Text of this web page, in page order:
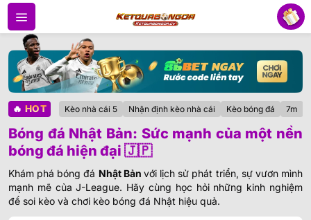
Bỏ
qua
dung
🔥 HOT Kèo nhà cái 5 Nhận định kèo nhà cái Kèo bóng đá 7m
Bóng đá Nhật Bản: Sức mạnh của một nền
bóng đá hiện đại 🇯🇵
Khám phá bóng đá Nhật Bản với lịch sử phát triển, sự vươn mình
mạnh mẽ của J-League. Hãy cùng học hỏi những kinh nghiệm
để soi kèo và chơi kèo bóng đá Nhật hiệu quả.